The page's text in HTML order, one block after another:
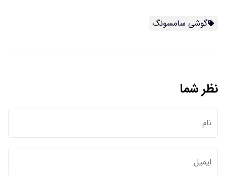
گوشی سامسونگ
نظر شما